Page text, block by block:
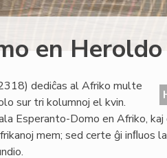
en
dediĉas al Afriko multe
sur tri kolumnoj el kvin.
Esperanto-Domo en Afriko,
mem; sed certe ĝi inﬂuos